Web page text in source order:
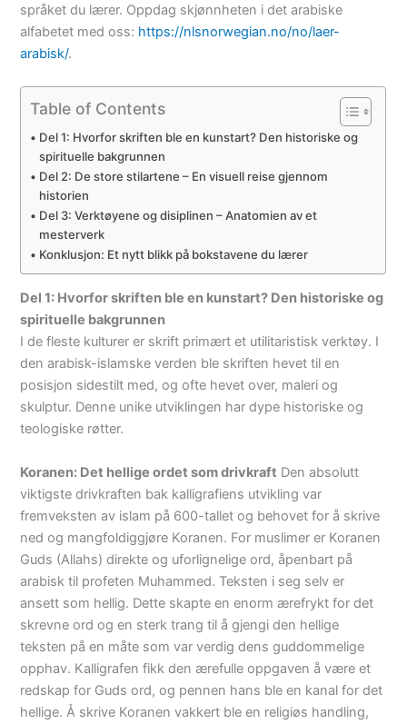
språket du lærer. Oppdag skjønnheten i det arabiske
alfabetet med oss: https://nlsnorwegian.no/no/laer-
arabisk/.
Table of Contents
Del 1: Hvorfor skriften ble en kunstart? Den historiske og
spirituelle bakgrunnen
Del 2: De store stilartene – En visuell reise gjennom
historien
Del 3: Verktøyene og disiplinen – Anatomien av et
mesterverk
Konklusjon: Et nytt blikk på bokstavene du lærer
Del 1: Hvorfor skriften ble en kunstart? Den historiske og
spirituelle bakgrunnen
I de fleste kulturer er skrift primært et utilitaristisk verktøy. I
den arabisk-islamske verden ble skriften hevet til en
posisjon sidestilt med, og ofte hevet over, maleri og
skulptur. Denne unike utviklingen har dype historiske og
teologiske røtter.
Koranen: Det hellige ordet som drivkraft Den absolutt
viktigste drivkraften bak kalligrafiens utvikling var
fremveksten av islam på 600-tallet og behovet for å skrive
ned og mangfoldiggjøre Koranen. For muslimer er Koranen
Guds (Allahs) direkte og uforlignelige ord, åpenbart på
arabisk til profeten Muhammed. Teksten i seg selv er
ansett som hellig. Dette skapte en enorm ærefrykt for det
skrevne ord og en sterk trang til å gjengi den hellige
teksten på en måte som var verdig dens guddommelige
opphav. Kalligrafen fikk den ærefulle oppgaven å være et
redskap for Guds ord, og pennen hans ble en kanal for det
hellige. Å skrive Koranen vakkert ble en religiøs handling,